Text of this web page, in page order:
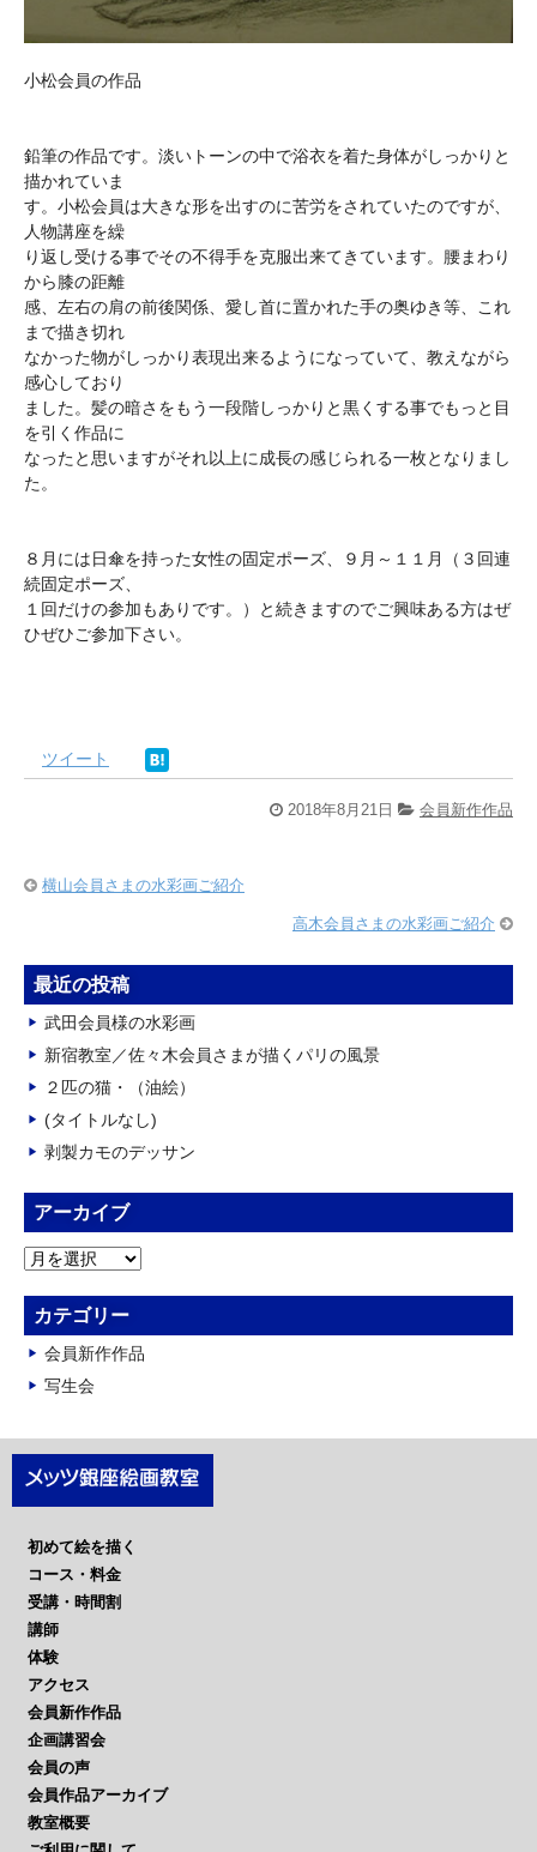
小松会員の作品
鉛筆の作品です。淡いトーンの中で浴衣を着た身体がしっかりと
描かれていま
す。小松会員は大きな形を出すのに苦労をされていたのですが、
人物講座を繰
り返し受ける事でその不得手を克服出来てきています。腰まわり
から膝の距離
感、左右の肩の前後関係、愛し首に置かれた手の奥ゆき等、これ
まで描き切れ
なかった物がしっかり表現出来るようになっていて、教えながら
感心しており
ました。髪の暗さをもう一段階しっかりと黒くする事でもっと目
を引く作品に
なったと思いますがそれ以上に成長の感じられる一枚となりまし
た。
８月には日傘を持った女性の固定ポーズ、９月～１１月（３回連
続固定ポーズ、
１回だけの参加もありです。）と続きますのでご興味ある方はぜ
ひぜひご参加下さい。
ツイート
2018年8月21日 会員新作作品
横山会員さまの水彩画ご紹介
高木会員さまの水彩画ご紹介
最近の投稿
武田会員様の水彩画
新宿教室／佐々木会員さまが描くパリの風景
２匹の猫・（油絵）
(タイトルなし)
剥製カモのデッサン
アーカイブ
ア
カ
イ
ブ
カテゴリー
会員新作作品
写生会
初めて絵を描く
コース・料金
受講・時間割
講師
体験
アクセス
会員新作作品
企画講習会
会員の声
会員作品アーカイブ
教室概要